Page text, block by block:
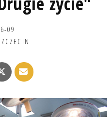
09